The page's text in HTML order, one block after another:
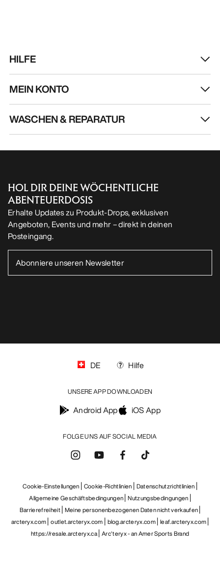
HILFE
MEIN KONTO
WASCHEN & REPARATUR
HOL DIR DEINE WÖCHENTLICHE
ABENTEUERDOSIS
Erhalte Updates zu Produkt-Drops, exklusiven
Angeboten, Events und mehr – direkt in deinen
Posteingang.
FOLGE UNS AUF SOCIAL MEDIA
DE Hilfe
UNSERE APP DOWNLOADEN
Android App iOS App
Cookie-Einstellungen Cookie-Richtlinien Datenschutzrichtlinien
Allgemeine Geschäftsbedingungen Nutzungsbedingungen
Barrierefreiheit Meine personenbezogenen Daten nicht verkaufen
arcteryx.com outlet.arcteryx.com blog.arcteryx.com leaf.arcteryx.com
https://resale.arcteryx.ca Arc'teryx - an Amer Sports Brand